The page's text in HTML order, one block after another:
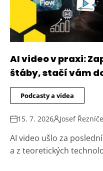
AI video v praxi:
štáby, stačí vám
Podcasty a videa
15. 7. 2026 Josef
AI video ušlo za
a z teoretických